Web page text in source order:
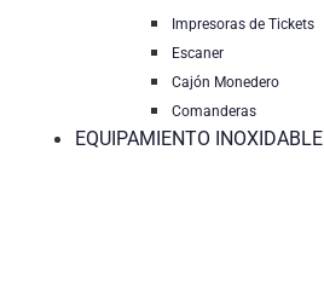
Impresoras de Tickets
Escaner
Cajón Monedero
Comanderas
EQUIPAMIENTO INOXIDABLE